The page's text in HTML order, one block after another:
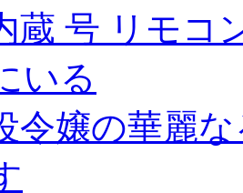
蔵 号 リモコ
いる
令嬢の華麗